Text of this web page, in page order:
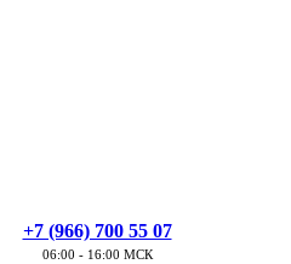
+7 (966) 700 55 07
06:00 - 16:00 МСК